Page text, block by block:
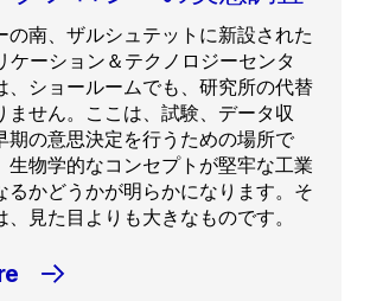
の南、ザルシュテットに新設された
ケーション＆テクノロジーセンタ
、ショールームでも、研究所の代替
ません。ここは、試験、データ収
期の意思決定を行うための場所で
生物学的なコンセプトが堅牢な工業
るかどうかが明らかになります。そ
見た目よりも大きなものです。